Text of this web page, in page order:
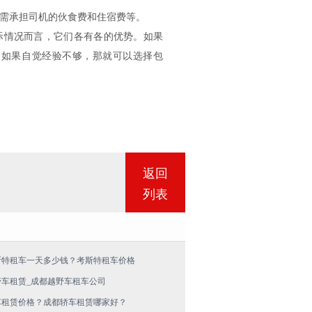
担司机的伙食费和住宿费等。
况而言，它们各有各的优势。如果
果自觉经验不够，那就可以选择包
返回
列表
租车一天多少钱？考斯特租车价格
租赁_成都越野车租车公司
赁价格？成都轿车租赁哪家好？